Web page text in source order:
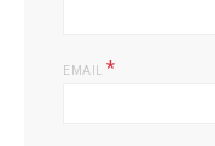
EMAIL *